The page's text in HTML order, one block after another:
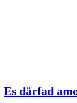
Es därfad